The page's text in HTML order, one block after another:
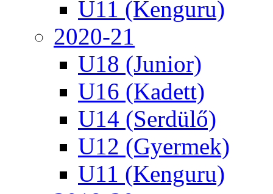
U11 (Kenguru)
2020-21
U18 (Junior)
U16 (Kadett)
U14 (Serdülő)
U12 (Gyermek)
U11 (Kenguru)